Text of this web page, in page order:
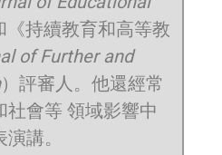
《持續教育和高等教
of Further and
）評審人。他還經常
會等 領域影響中
講。